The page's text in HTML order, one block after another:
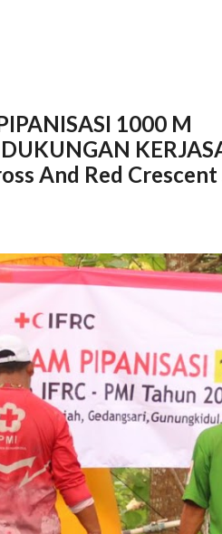
1000 M
And Red Crescent